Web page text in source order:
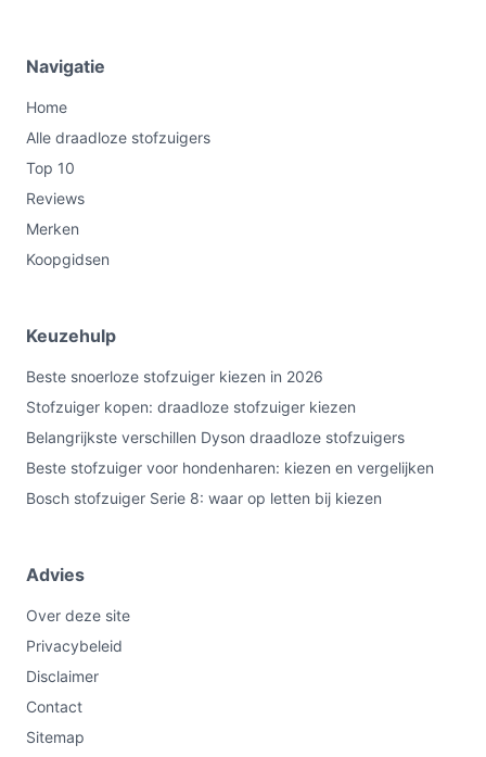
Navigatie
Home
Alle draadloze stofzuigers
Top 10
Reviews
Merken
Koopgidsen
Keuzehulp
Beste snoerloze stofzuiger kiezen in 2026
Stofzuiger kopen: draadloze stofzuiger kiezen
Belangrijkste verschillen Dyson draadloze stofzuigers
Beste stofzuiger voor hondenharen: kiezen en vergelijken
Bosch stofzuiger Serie 8: waar op letten bij kiezen
Advies
Over deze site
Privacybeleid
Disclaimer
Contact
Sitemap